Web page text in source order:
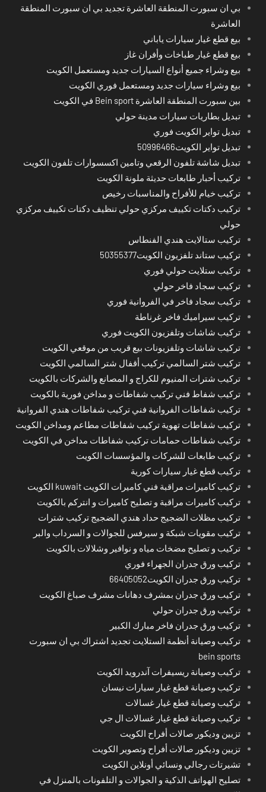
بي ان سبورت المنطقة العاشرة تجديد بي ان سبورت المنطقة
العاشرة
بيع قطع غيار سيارات ياباني
بيع قطع غيار طباخات وأفران غاز
بيع وشراء جميع أنواع السيارات جديد ومستعمل الكويت
بيع وشراء سيارات جديد ومستعمل فوري الكويت
بين سبورت المنطقة العاشرة Bein sport في الكويت
تبديل بطاريات سيارات مدينة حولي
تبديل تواير الكويت فوري
تبديل تواير الكويت50996466
تبديل شاشة تلفون الرقعي وتامين اكسسوارات تلفون الكويت
تركيب أحبار طابعات حديثة ملونة الكويت
تركيب خيام للأفراح والمناسبات رخيص
تركيب دكتات تكييف مركزي حولي تنظيف دكتات تكييف مركزي
حولي
تركيب ستالايت هندي الفنطاس
تركيب ستاند تلفزيون الكويت50355377
تركيب ستلايت حولي فوري
تركيب سجاد فاخر حولي
تركيب سجاد فاخر في الفروانية فوري
تركيب سيراميك فاخر غرناطة
تركيب شاشات وتلفزيون الكويت فوري
تركيب شاشات وتلفزيونات بيع قريب من موقعي الكويت
تركيب شتر السالمي تركيب أقفال شتر السالمي الكويت
تركيب شترات المنيوم للكراج و المصانع والشركات بالكويت
تركيب شفاط فني تركيب شفاطات و مداخن فورية بالكويت
تركيب شفاطات الفروانية فني تركيب شفاطات هندي الفروانية
تركيب شفاطات تهوية تركيب شفاطات مطاعم ومداخن الكويت
تركيب شفاطات حمامات تركيب شفاطات مداخن في الكويت
تركيب طابعات للشركات والمؤسسات الكويت
تركيب قطع غيار سيارات كورية
تركيب كاميرات مراقبة فني كاميرات الكويت kuwait الكويت
تركيب كاميرات مراقبة و تصليح كاميرات و انتركم بالكويت
تركيب مظلات الضجيج حداد هندي الضجيج تركيب شترات
تركيب مقويات شبكة و سيرفس للجوالات و السرداب والبر
تركيب و تصليح مضخات مياه و نوافير وشلالات بالكويت
تركيب ورق جدران الجهراء فوري
تركيب ورق جدران الكويت66405052
تركيب ورق جدران بمشرف دهانات مشرف صباغ الكويت
تركيب ورق جدران حولي
تركيب ورق جدران فاخر مبارك الكبير
تركيب وصيانة أنظمة الستلايت تجديد اشتراك بي ان سبورت
bein sports
تركيب وصيانة ريسيفرات آندرويد الكويت
تركيب وصيانة قطع غيار سيارات نيسان
تركيب وصيانة قطع غيار غسالات
تركيب وصيانة قطع غيار غسالات ال جي
تزيين وديكور صالات أفراح الكويت
تزيين وديكور صالات أفراح وتصوير الكويت
تشيرتات رجالي ونسائي أونلاين الكويت
تصليح الهواتف الذكية و الجوالات و التلفونات بالمنزل في